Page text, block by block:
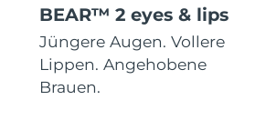
BEAR™ 2 eyes & lips
Jüngere Augen. Vollere
Lippen. Angehobene
Brauen.